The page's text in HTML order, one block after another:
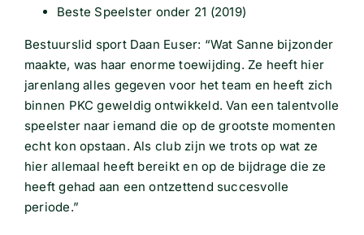
Beste Speelster onder 21 (2019)
Bestuurslid sport Daan Euser: “Wat Sanne bijzonder
maakte, was haar enorme toewijding. Ze heeft hier
jarenlang alles gegeven voor het team en heeft zich
binnen PKC geweldig ontwikkeld. Van een talentvolle
speelster naar iemand die op de grootste momenten
echt kon opstaan. Als club zijn we trots op wat ze
hier allemaal heeft bereikt en op de bijdrage die ze
heeft gehad aan een ontzettend succesvolle
periode.”